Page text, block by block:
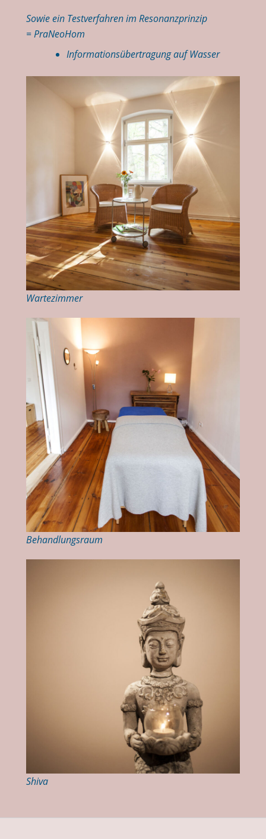
Sowie ein Testverfahren im Resonanzprinzip
= PraNeoHom
Informationsübertragung auf Wasser
Wartezimmer
Behandlungsraum
Shiva